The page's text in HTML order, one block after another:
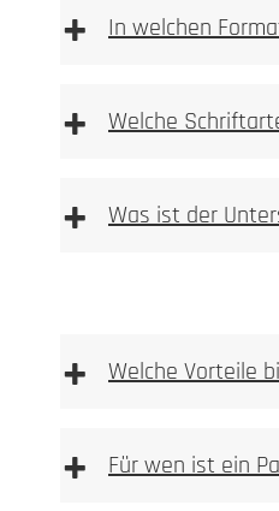
+ In welchen
+ Welche
+ Was ist der
+ Welche Vorteile
+ Für wen ist ein